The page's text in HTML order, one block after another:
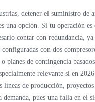
detener el suministro de
una opción. Si tu operación
contar con redundancia,
configuradas con dos
planes de contingencia
relevante si en
líneas de producción,
demanda, pues una falla en el